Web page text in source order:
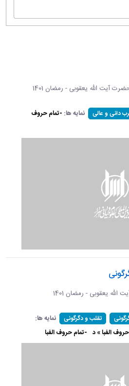
آیت الله یعقوبی - رمضان 1401
دانی و عالی نمایه ها: -تمام حروف
الله یعقوبی - رمضان 1401
تقلب و دگرگونی
نمایه ها:
الفبا » د -تمام حروف الفبا